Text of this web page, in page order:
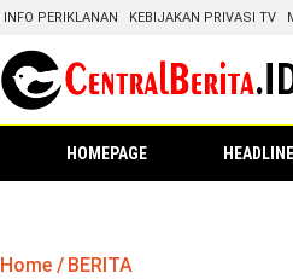
INFO PERIKLANAN KEBIJAKAN PRIVASI TV
HOMEPAGE HEADLINE
Home BERITA